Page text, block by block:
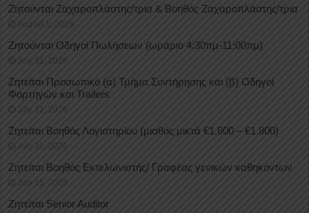
Ζητούνται Ζαχαροπλάστης/τρια & Βοηθός Ζαχαροπλάστης/τρια
August 1, 2026
Ζητούνται Οδηγοί Πωλήσεων (ωράριο 4:30πμ-11:00πμ)
July 31, 2026
Ζητείται Προσωπικό (α) Τμήμα Συντήρησης και (β) Οδηγοί
Φορτηγών και Trailers
July 31, 2026
Ζητείται Βοηθός Λογιστηρίου (μισθός μικτά €1.600 – €1.800)
July 31, 2026
Ζητείται Βοηθός Εκτελωνιστής/ Γραφέας γενικών καθηκόντων
July 31, 2026
Ζητείται Senior Auditor